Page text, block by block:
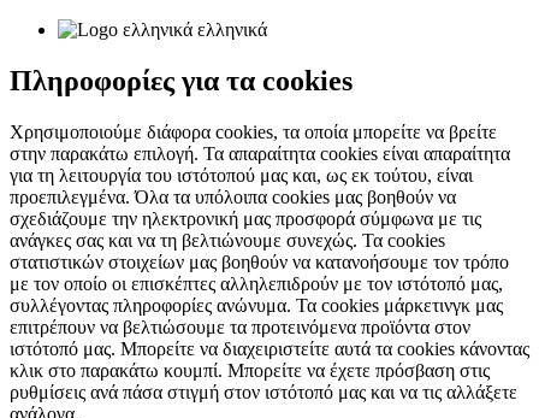
ελληνικά
Πληροφορίες για τα cookies
Χρησιμοποιούμε διάφορα cookies, τα οποία μπορείτε να βρείτε
στην παρακάτω επιλογή. Τα απαραίτητα cookies είναι απαραίτητα
για τη λειτουργία του ιστότοπού μας και, ως εκ τούτου, είναι
προεπιλεγμένα. Όλα τα υπόλοιπα cookies μας βοηθούν να
σχεδιάζουμε την ηλεκτρονική μας προσφορά σύμφωνα με τις
ανάγκες σας και να τη βελτιώνουμε συνεχώς. Τα cookies
στατιστικών στοιχείων μας βοηθούν να κατανοήσουμε τον τρόπο
με τον οποίο οι επισκέπτες αλληλεπιδρούν με τον ιστότοπό μας,
συλλέγοντας πληροφορίες ανώνυμα. Τα cookies μάρκετινγκ μας
επιτρέπουν να βελτιώσουμε τα προτεινόμενα προϊόντα στον
ιστότοπό μας. Μπορείτε να διαχειριστείτε αυτά τα cookies κάνοντας
κλικ στο παρακάτω κουμπί. Μπορείτε να έχετε πρόσβαση στις
ρυθμίσεις ανά πάσα στιγμή στον ιστότοπό μας και να τις αλλάξετε
ανάλογα.